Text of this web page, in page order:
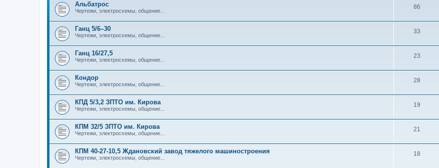
Альбатрос
Чертежи, электросхемы, общение...
86
Ганц 5/6–30
Чертежи, электросхемы, общение...
33
Ганц 16/27,5
Чертежи, электросхемы, общение...
23
Кондор
Чертежи, электросхемы, общение...
28
КПД 5/3,2 ЗПТО им. Кирова
Чертежи, электросхемы, общение...
19
КПМ 32/5 ЗПТО им. Кирова
Чертежи, электросхемы, общение...
21
КПМ 40-27-10,5 Ждановский завод тяжелого машиностроения
Чертежи, электросхемы, общение...
18